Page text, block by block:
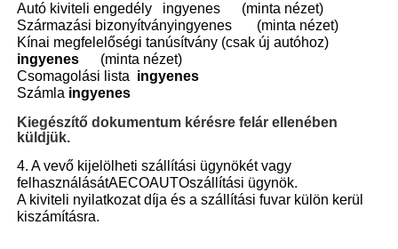
Autó kiviteli engedélyingyenes
(minta nézet)
Származási bizonyítványingyenes
(minta nézet)
Kínai megfelelőségi tanúsítvány (csak új autóhoz)
ingyenes
(minta nézet)
Csomagolási lista ingyenes
Számla ingyenes
Kiegészítő dokumentum kérésre felár ellenében
küldjük.
4. A vevő kijelölheti szállítási ügynökét vagy
felhasználásátAECOAUTOszállítási ügynök.
A kiviteli nyilatkozat díja és a szállítási fuvar külön kerül
kiszámításra.